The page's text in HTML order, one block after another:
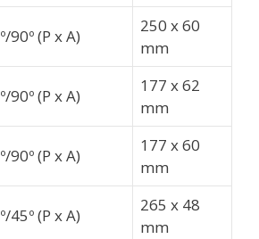
90º (P x A)
250 x 60
mm
90º (P x A)
177 x 62
mm
90º (P x A)
177 x 60
mm
45º (P x A)
265 x 48
mm